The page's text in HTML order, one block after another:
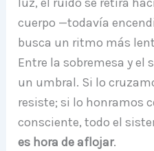
cuerpo —todavía
busca un ritmo más
Entre la sobremesa y el
un umbral. Si lo
resiste; si lo honramos
consciente, todo el
es hora de aflojar.